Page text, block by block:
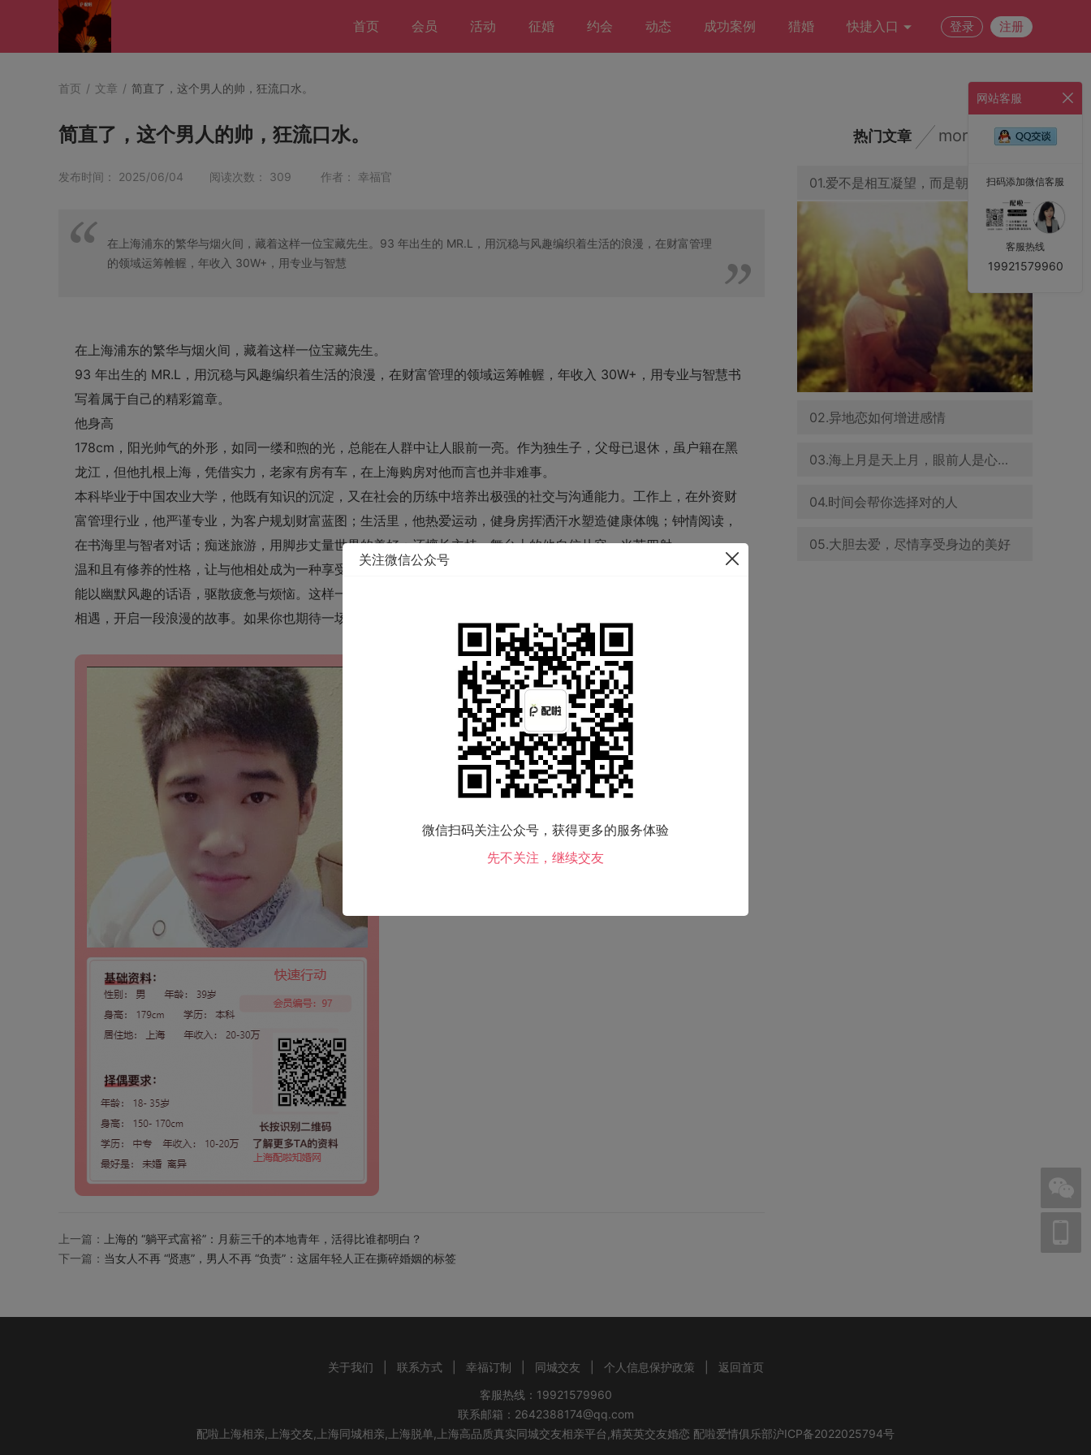
首页 会员 活动 征婚 约会 动态 成功案例 猎婚 快捷入口 登录 注册
首页 / 文章 / 简直了，这个男人的帅，狂流口水。
简直了，这个男人的帅，狂流口水。
发布时间： 2025/06/04 阅读次数： 309 作者： 幸福官
在上海浦东的繁华与烟火间，藏着这样一位宝藏先生。93 年出生的 MR.L，用沉稳与风趣编织着生活的浪漫，在财富管理
的领域运筹帷幄，年收入 30W+，用专业与智慧
在上海浦东的繁华与烟火间，藏着这样一位宝藏先生。
93 年出生的 MR.L，用沉稳与风趣编织着生活的浪漫，在财富管理的领域运筹帷幄，年收入 30W+，用专业与智慧书
写着属于自己的精彩篇章。
他身高
178cm，阳光帅气的外形，如同一缕和煦的光，总能在人群中让人眼前一亮。作为独生子，父母已退休，虽户籍在黑
龙江，但他扎根上海，凭借实力，老家有房有车，在上海购房对他而言也并非难事。
本科毕业于中国农业大学，他既有知识的沉淀，又在社会的历练中培养出极强的社交与沟通能力。工作上，在外资财
富管理行业，他严谨专业，为客户规划财富蓝图；生活里，他热爱运动，健身房挥洒汗水塑造健康体魄；钟情阅读，
在书海里与智者对话；痴迷旅游，用脚步丈量世界的美好；还擅长主持，舞台上的他自信从容，光芒四射。
温和且有修养的性格，让与他相处成为一种享受。无论是漫步在上海的街头巷尾，还是围炉夜话分享生活点滴，他总
能以幽默风趣的话语，驱散疲惫与烦恼。这样一位懂生活、有能力、兼具魅力与财力的单身男士，或许正在等待与你
相遇，开启一段浪漫的故事。如果你也期待一场美好的邂逅，或许可以试着靠近，了解这位宝藏先生的更多精彩。
上一篇：
上海的 “躺平式富裕”：月薪三千的本地青年，活得比谁都明白？
下一篇： 当女人不再 “贤惠”，男人不再 “负责”：这届年轻人正在撕碎婚姻的标签
热门文章 more
01.爱不是相互凝望，而是朝同一方向望去
02.异地恋如何增进感情
03.海上月是天上月，眼前人是心上人
04.时间会帮你选择对的人
05.大胆去爱，尽情享受身边的美好
关于我们 联系方式 幸福订制 同城交友 个人信息保护政策
返回首页
客服热线：19921579960
联系邮箱：2642388174@qq.com
配啦上海相亲,上海交友,上海同城相亲,上海脱单,上海高品质真实同城交友相亲平台,精英英交友婚恋 配啦爱情俱乐部沪ICP备2022025794号
网站客服
扫码添加微信客服
客服热线
19921579960
关注微信公众号
微信扫码关注公众号，获得更多的服务体验
先不关注，继续交友